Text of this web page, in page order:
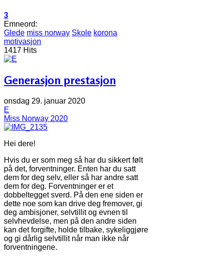
3
Emneord:
Glede miss norway Skole korona
motivasjon
1417 Hits
Generasjon prestasjon
onsdag 29. januar 2020
E
Miss Norway 2020
Hei dere!
Hvis du er som meg så har du sikkert følt
på det, forventninger. Enten har du satt
dem for deg selv, eller så har andre satt
dem for deg. Forventninger er et
dobbeltegget sverd. På den ene siden er
dette noe som kan drive deg fremover, gi
deg ambisjoner, selvtillit og evnen til
selvhevdelse, men på den andre siden
kan det forgifte, holde tilbake, sykeliggjøre
og gi dårlig selvtillit når man ikke når
forventningene.